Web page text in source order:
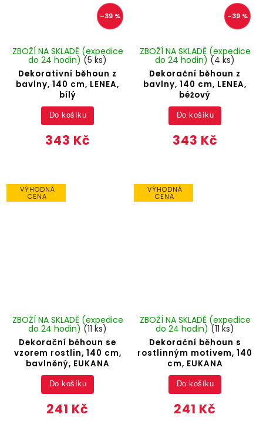
–39 %
Dekorativní běhoun z
bavlny, 140 cm, LENEA,
bílý
ZBOŽÍ NA SKLADĚ (expedice
do 24 hodin) (5 ks)
343 Kč
Do košíku
–39 %
Dekorační běhoun z
bavlny, 140 cm, LENEA,
béžový
ZBOŽÍ NA SKLADĚ (expedice
do 24 hodin) (4 ks)
343 Kč
Do košíku
VÝHODNÁ
CENA
Dekorační běhoun se
vzorem rostlin, 140 cm,
bavlněný, EUKANA
ZBOŽÍ NA SKLADĚ (expedice
do 24 hodin) (11 ks)
241 Kč
Do košíku
VÝHODNÁ
CENA
Dekorační běhoun s
rostlinným motivem, 140
cm, EUKANA
ZBOŽÍ NA SKLADĚ (expedice
do 24 hodin) (11 ks)
241 Kč
Do košíku